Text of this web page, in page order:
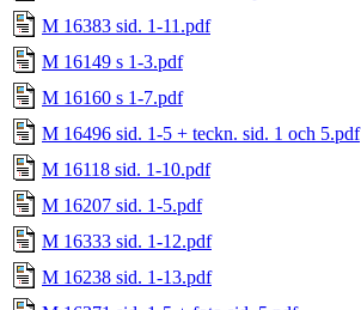
M 16383 sid. 1-11.pdf
M 16149 s 1-3.pdf
M 16160 s 1-7.pdf
M 16496 sid. 1-5 + teckn. sid. 1 och 5.pdf
M 16118 sid. 1-10.pdf
M 16207 sid. 1-5.pdf
M 16333 sid. 1-12.pdf
M 16238 sid. 1-13.pdf